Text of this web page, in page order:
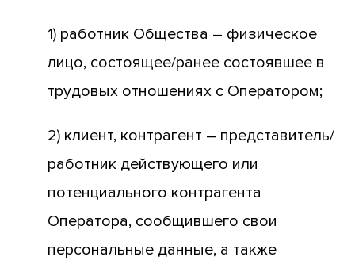
1) работник Общества – физическое
лицо, состоящее/ранее состоявшее в
трудовых отношениях с Оператором;
2) клиент, контрагент – представитель/
работник действующего или
потенциального контрагента
Оператора, сообщившего свои
персональные данные, а также